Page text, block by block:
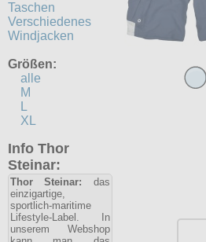
Taschen
Verschiedenes
Windjacken
Größen:
alle
M
L
XL
Info Thor
Steinar:
Thor Steinar: das
einzigartige,
sportlich-maritime
Lifestyle-Label. In
unserem Webshop